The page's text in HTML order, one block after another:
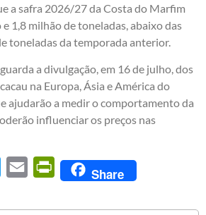
a safra 2026/27 da Costa do Marfim
1,8 milhão de toneladas, abaixo das
toneladas da temporada anterior.
a divulgação, em 16 de julho, dos
na Europa, Ásia e América do
ajudarão a medir o comportamento da
influenciar os preços nas
Twitter Email PrintFriendly
Share